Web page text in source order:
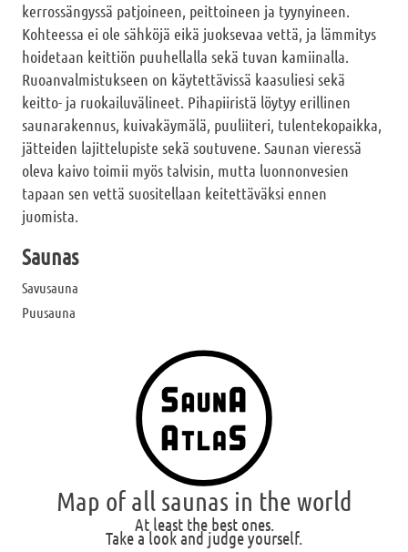
kerrossängyssä patjoineen, peittoineen ja tyynyineen.
Kohteessa ei ole sähköjä eikä juoksevaa vettä, ja lämmitys
hoidetaan keittiön puuhellalla sekä tuvan kamiinalla.
Ruoanvalmistukseen on käytettävissä kaasuliesi sekä
keitto- ja ruokailuvälineet. Pihapiiristä löytyy erillinen
saunarakennus, kuivakäymälä, puuliiteri, tulentekopaikka,
jätteiden lajittelupiste sekä soutuvene. Saunan vieressä
oleva kaivo toimii myös talvisin, mutta luonnonvesien
tapaan sen vettä suositellaan keitettäväksi ennen
juomista.
Saunas
Savusauna
Puusauna
Map of all saunas in the world
At least the best ones.
Take a look and judge yourself.